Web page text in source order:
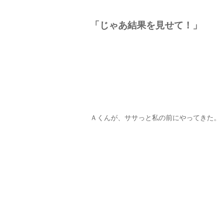
「じゃあ結果を見せて！」
Ａくんが、ササっと私の前にやってきた。